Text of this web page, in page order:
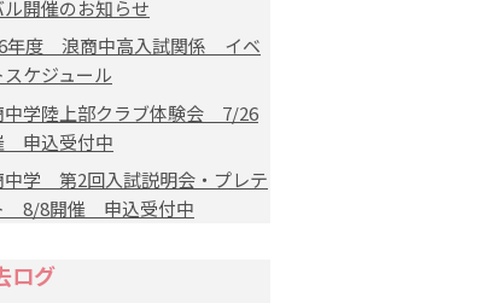
ル開催のお知らせ
年度 浪商中高入試関係 イベ
スケジュール
中学陸上部クラブ体験会 7/26
申込受付中
中学 第2回入試説明会・プレテ
8/8開催 申込受付中
ログ